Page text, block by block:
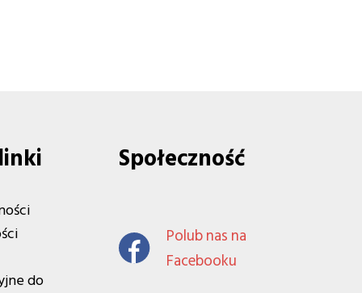
do
Społeczność
Polub nas na
Facebooku